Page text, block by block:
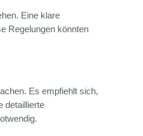
Eine klare
Regelungen könnten
Es empfiehlt sich,
detaillierte